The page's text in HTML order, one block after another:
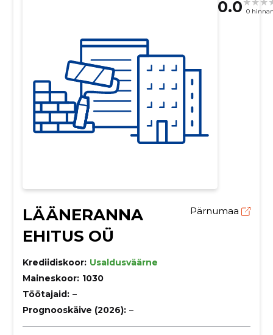
0.0 0
LÄÄNERANNA
EHITUS OÜ
Pärnumaa
Krediidiskoor: Usaldusväärne
Maineskoor: 1030
Töötajaid: –
Prognooskäive (2026): –